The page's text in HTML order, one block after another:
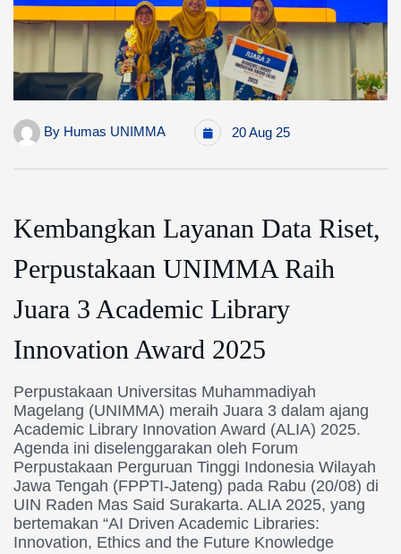
By Humas UNIMMA 20 Aug 25
Kembangkan Layanan Data Riset,
Perpustakaan UNIMMA Raih
Juara 3 Academic Library
Innovation Award 2025
Perpustakaan Universitas Muhammadiyah
Magelang (UNIMMA) meraih Juara 3 dalam ajang
Academic Library Innovation Award (ALIA) 2025.
Agenda ini diselenggarakan oleh Forum
Perpustakaan Perguruan Tinggi Indonesia Wilayah
Jawa Tengah (FPPTI-Jateng) pada Rabu (20/08) di
UIN Raden Mas Said Surakarta. ALIA 2025, yang
bertemakan “AI Driven Academic Libraries:
Innovation, Ethics and the Future Knowledge